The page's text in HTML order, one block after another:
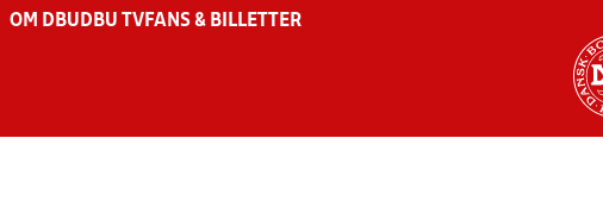
OM DBU DBU TV FANS & BILLETTER